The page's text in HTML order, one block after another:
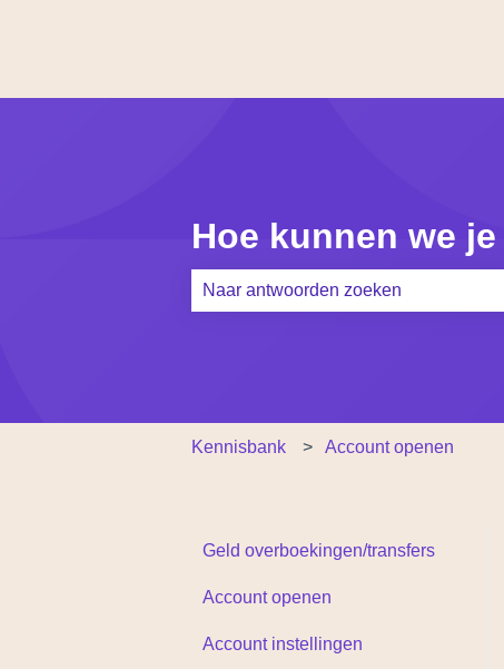
Hoe kunnen we
Kennisbank Account openen
Geld overboekingen/transfers
Account openen
Account instellingen